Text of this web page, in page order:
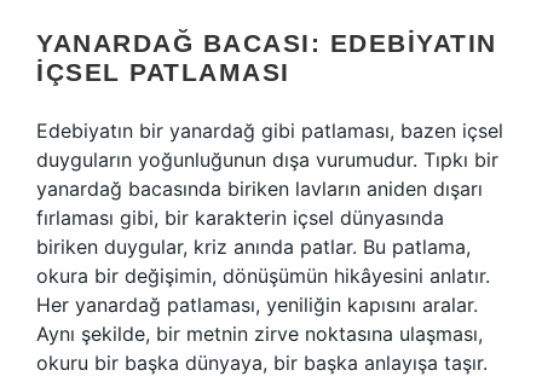
YANARDAĞ BACASI: EDEBIYATIN
İÇSEL PATLAMASI
Edebiyatın bir yanardağ gibi patlaması, bazen içsel
duyguların yoğunluğunun dışa vurumudur. Tıpkı bir
yanardağ bacasında biriken lavların aniden dışarı
fırlaması gibi, bir karakterin içsel dünyasında
biriken duygular, kriz anında patlar. Bu patlama,
okura bir değişimin, dönüşümün hikâyesini anlatır.
Her yanardağ patlaması, yeniliğin kapısını aralar.
Aynı şekilde, bir metnin zirve noktasına ulaşması,
okuru bir başka dünyaya, bir başka anlayışa taşır.